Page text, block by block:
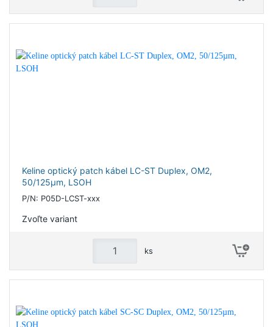
Keline optický patch kábel LC-ST Duplex, OM2,
50/125µm, LSOH
P/N: P05D-LCST-xxx
Zvoľte variant
ks